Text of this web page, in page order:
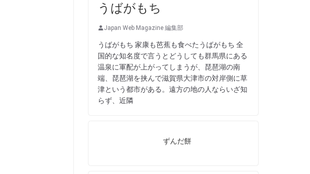
うばがもち
Japan Web Magazine 編集部
うばがもち 家康も芭蕉も食べたうばがもち 全
国的な知名度で言うとどうしても群馬県にある
温泉に軍配が上がってしまうが、琵琶湖の南
端、琵琶湖を挟んで滋賀県大津市の対岸側に草
津という都市がある。遠方の地の人ならいざ知
らず、近隣
ずんだ餅